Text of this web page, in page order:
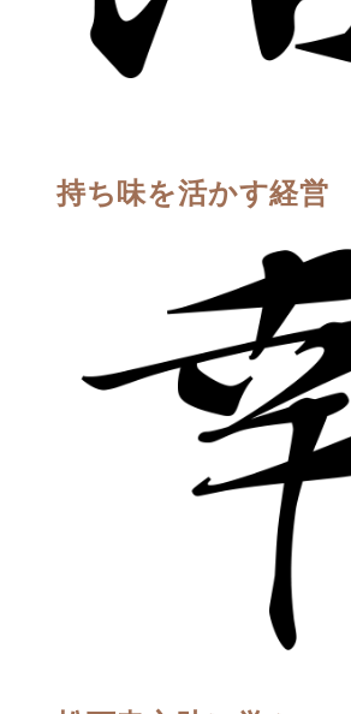
持ち味を活かす経営